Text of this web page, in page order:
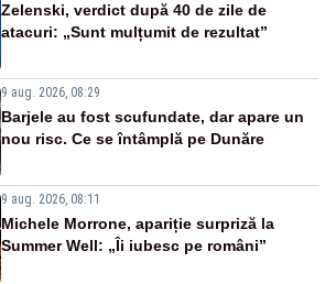
Zelenski, verdict după 40 de zile de
atacuri: „Sunt mulțumit de rezultat”
9 aug. 2026, 08:29
Barjele au fost scufundate, dar apare un
nou risc. Ce se întâmplă pe Dunăre
9 aug. 2026, 08:11
Michele Morrone, apariție surpriză la
Summer Well: „Îi iubesc pe români”